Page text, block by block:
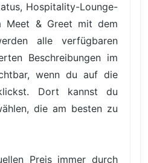
Hospitality-Lounge-
Meet & Greet mit dem
alle verfügbaren
Beschreibungen im
wenn du auf die
Dort kannst du
die am besten zu
Preis immer durch